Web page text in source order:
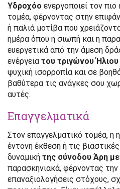
Υδροχόο ενεργοποιεί τον
τομέα, φέρνοντας στην
ή παλιά μοτίβα που
ημέρα όπου η σιωπή και η
ευεργετικά από την άμεση
ενέργεια του τριγώνου
ψυχική ισορροπία και σε
βαθύτερα τις ανάγκες σου
αυτές.
Επαγγελματικά
Στον επαγγελματικό τομέα, η
έντονη έκθεση ή τις
δυναμική της σύνοδου Άρη
παρασκηνιακά, φέρνοντας την
επαναξιολογήσεις στόχους,